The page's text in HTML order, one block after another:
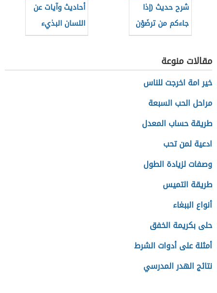
شرح حديث (إذا
جاءكم من ترضَوْن
دينه)
أحاديث وآيات عن
اللسان البذيء
مقالات منوعة
خير امة اخرجت للناس
مراحل الحب السبعة
طريقة حساب المعدل
ادعية لمن تحب
وصفات لزيادة الطول
طريقة التميس
أنواع الببغاء
حلى بكريمة الخفق
أمثلة على أدوات الشرط
نتائج الهدر المدرسي